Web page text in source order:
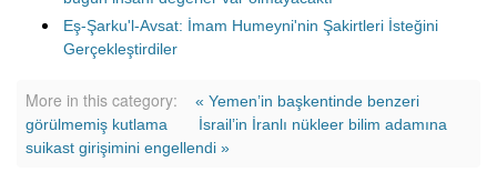
Eş-Şarku'l-Avsat: İmam Humeyni'nin Şakirtleri İsteğini
Gerçekleştirdiler
More in this category:
« Yemen’in başkentinde benzeri
görülmemiş kutlama
İsrail’in İranlı nükleer bilim adamına
suikast girişimini engellendi »